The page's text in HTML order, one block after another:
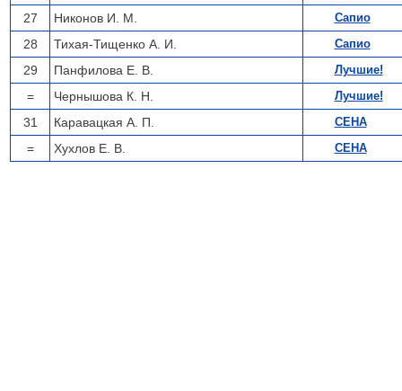
27 Никонов И. М. Сапио
28 Тихая-Тищенко А. И. Сапио
29 Панфилова Е. В. Лучшие!
= Чернышова К. Н. Лучшие!
31 Каравацкая А. П. СЕНА
= Хухлов Е. В. СЕНА